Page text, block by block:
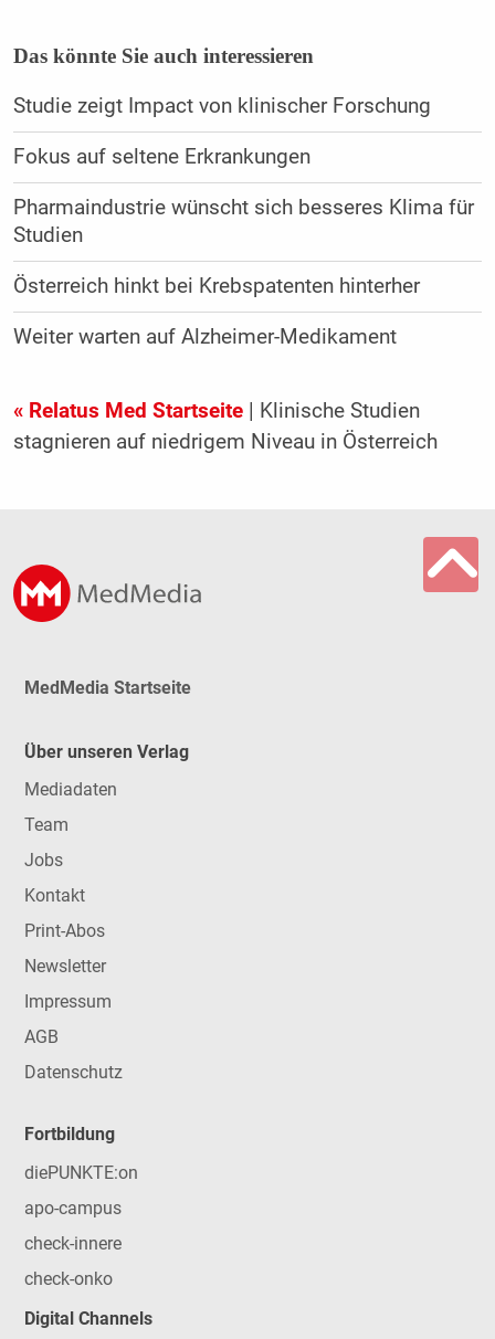
Das könnte Sie auch interessieren
Studie zeigt Impact von klinischer Forschung
Fokus auf seltene Erkrankungen
Pharmaindustrie wünscht sich besseres Klima für
Studien
Österreich hinkt bei Krebspatenten hinterher
Weiter warten auf Alzheimer-Medikament
« Relatus Med Startseite| Klinische Studien
stagnieren auf niedrigem Niveau in Österreich
MedMedia Startseite
Über unseren Verlag
Mediadaten
Team
Jobs
Kontakt
Print-Abos
Newsletter
Impressum
AGB
Datenschutz
Fortbildung
diePUNKTE:on
apo-campus
check-innere
check-onko
Digital Channels